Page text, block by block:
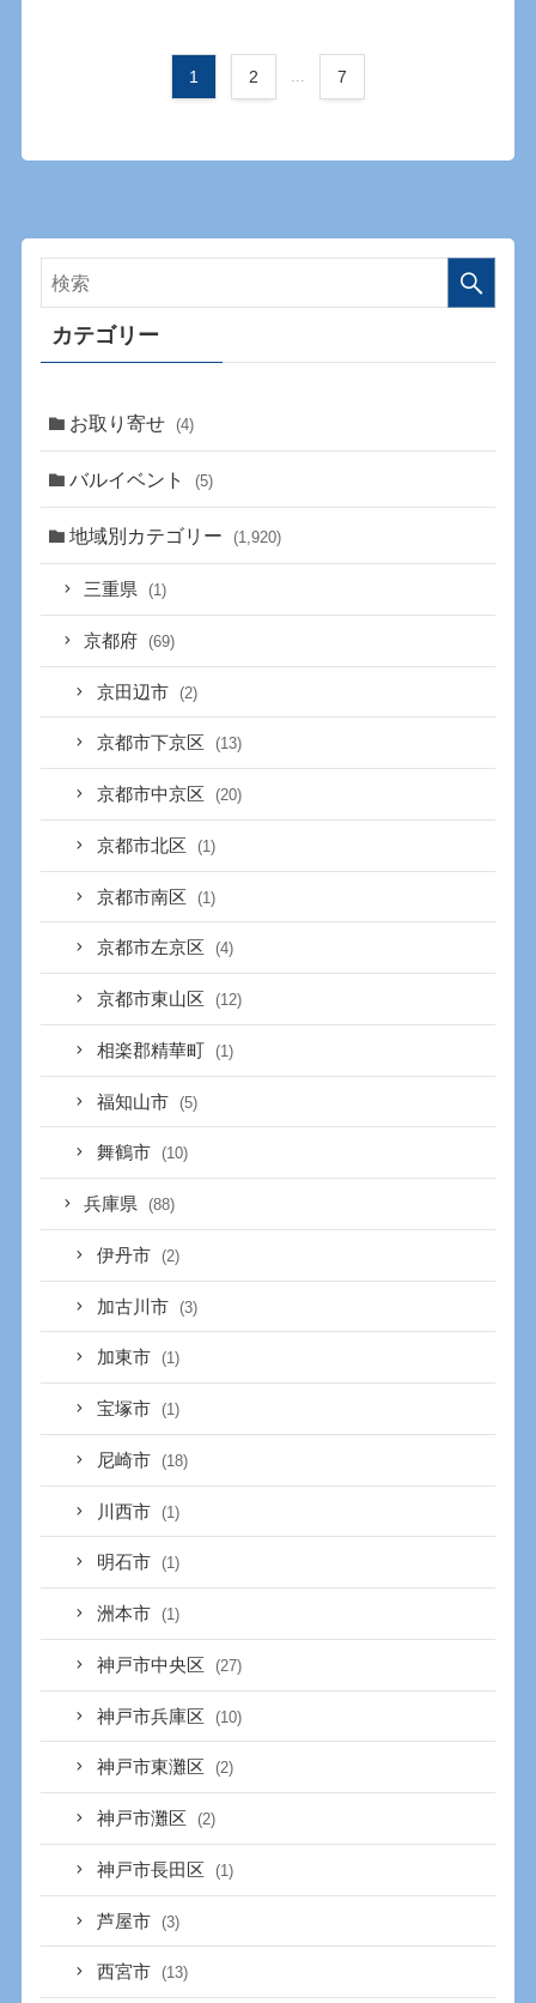
1 2 7
カテゴリー
お取り寄せ (4)
バルイベント (5)
地域別カテゴリー (1,920)
三重県 (1)
京都府 (69)
京田辺市 (2)
京都市下京区 (13)
京都市中京区 (20)
京都市北区 (1)
京都市南区 (1)
京都市左京区 (4)
京都市東山区 (12)
相楽郡精華町 (1)
福知山市 (5)
舞鶴市 (10)
兵庫県 (88)
伊丹市 (2)
加古川市 (3)
加東市 (1)
宝塚市 (1)
尼崎市 (18)
川西市 (1)
明石市 (1)
洲本市 (1)
神戸市中央区 (27)
神戸市兵庫区 (10)
神戸市東灘区 (2)
神戸市灘区 (2)
神戸市長田区 (1)
芦屋市 (3)
西宮市 (13)